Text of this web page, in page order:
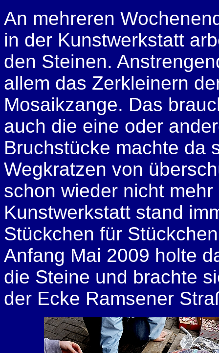
An mehreren
in der Kunstwerkstatt
den Steinen.
allem das Zerkleinern
Mosaikzange. Das
auch die eine oder
Bruchstücke machte da
Wegkratzen von
schon wieder nicht
Kunstwerkstatt stand
Stückchen für
Anfang Mai 2009 holte
die Steine und brachte
der Ecke Ramsener